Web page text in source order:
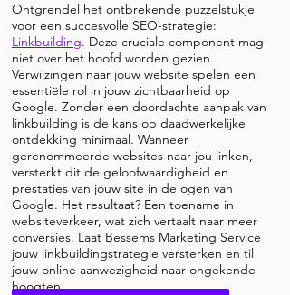
Ontgrendel het ontbrekende puzzelstukje
voor een succesvolle SEO-strategie:
Linkbuilding. Deze cruciale component mag
niet over het hoofd worden gezien.
Verwijzingen naar jouw website spelen een
essentiële rol in jouw zichtbaarheid op
Google. Zonder een doordachte aanpak van
linkbuilding is de kans op daadwerkelijke
ontdekking minimaal. Wanneer
gerenommeerde websites naar jou linken,
versterkt dit de geloofwaardigheid en
prestaties van jouw site in de ogen van
Google. Het resultaat? Een toename in
websiteverkeer, wat zich vertaalt naar meer
conversies. Laat Bessems Marketing Service
jouw linkbuildingstrategie versterken en til
jouw online aanwezigheid naar ongekende
hoogten!